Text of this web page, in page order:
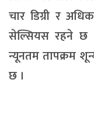
चार डिग्री र
सेल्सियस रहने छ
न्यूनतम तापक्रम
छ ।